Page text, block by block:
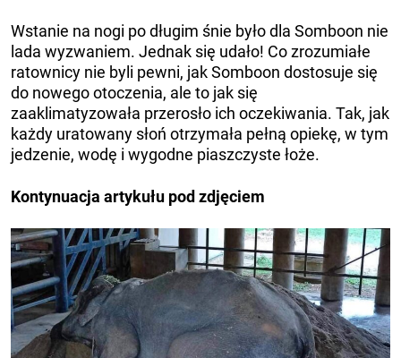
Wstanie na nogi po długim śnie było dla Somboon nie
lada wyzwaniem. Jednak się udało! Co zrozumiałe
ratownicy nie byli pewni, jak Somboon dostosuje się
do nowego otoczenia, ale to jak się
zaaklimatyzowała przerosło ich oczekiwania. Tak, jak
każdy uratowany słoń otrzymała pełną opiekę, w tym
jedzenie, wodę i wygodne piaszczyste łoże.
Kontynuacja artykułu pod zdjęciem